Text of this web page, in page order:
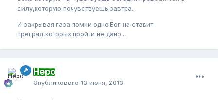
силу,которую почувствуешь завтра..
И закрывая газа помни одно:Бог не ставит
преград,которых пройти не дано...
Неро
Опубликовано 13 июня, 2013